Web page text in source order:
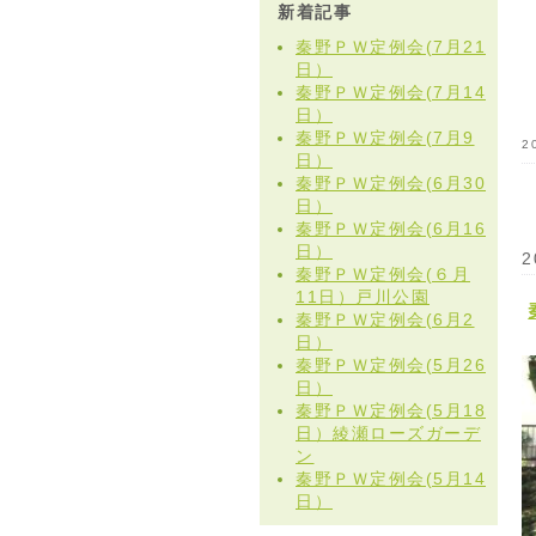
新着記事
秦野ＰＷ定例会(7月21
日）
秦野ＰＷ定例会(7月14
日）
秦野ＰＷ定例会(7月9
日）
秦野ＰＷ定例会(6月30
日）
秦野ＰＷ定例会(6月16
日）
秦野ＰＷ定例会(６月
11日）戸川公園
秦野ＰＷ定例会(6月2
日）
秦野ＰＷ定例会(5月26
日）
秦野ＰＷ定例会(5月18
日）綾瀬ローズガーデ
ン
秦野ＰＷ定例会(5月14
日）